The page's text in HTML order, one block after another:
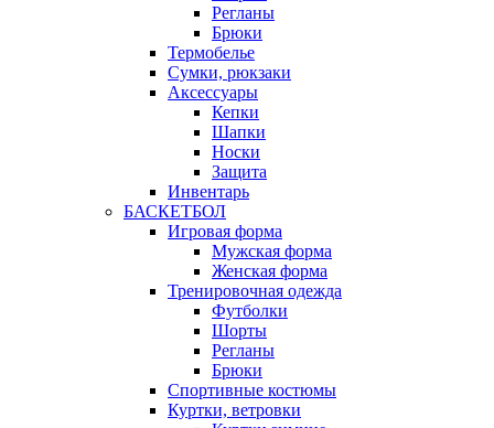
Регланы
Брюки
Термобелье
Сумки, рюкзаки
Аксессуары
Кепки
Шапки
Носки
Защита
Инвентарь
БАСКЕТБОЛ
Игровая форма
Мужская форма
Женская форма
Тренировочная одежда
Футболки
Шорты
Регланы
Брюки
Спортивные костюмы
Куртки, ветровки